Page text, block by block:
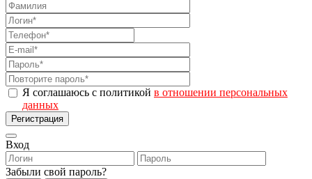
Я соглашаюсь с политикой в отношении персональных
данных
Регистрация
Вход
Забыли свой пароль?